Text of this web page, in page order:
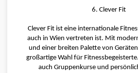
6. Clever Fit
Clever Fit ist eine internationale
auch in Wien vertreten ist. Mit
und einer breiten Palette von
großartige Wahl für
auch Gruppenkurse und